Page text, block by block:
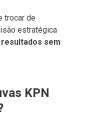
trocar de
estratégica
sem
KPN